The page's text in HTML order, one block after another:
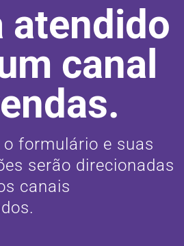
atendido
canal
o formulário e suas
serão direcionadas
canais